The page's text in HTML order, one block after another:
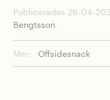
Publicerades 26-04-
Bengtsson.
Mer: Offsidesnack